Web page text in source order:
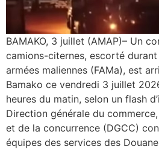
BAMAKO, 3 juillet (AMAP)– Un
camions-citernes, escorté
armées maliennes (FAMa), est
Bamako ce vendredi 3 juillet
heures du matin, selon un flash
Direction générale du
et de la concurrence (DGCC)
équipes des services des